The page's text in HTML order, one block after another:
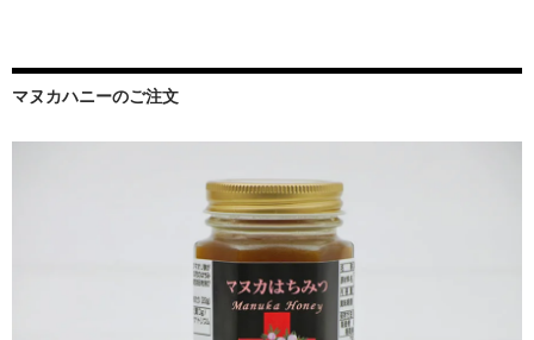
マヌカハニーのご注文